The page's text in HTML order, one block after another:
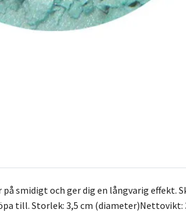
smidigt och ger dig en långvarig effekt.
till. Storlek: 3,5 cm (diameter)Nettovikt: